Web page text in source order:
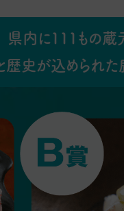
県内に111もの蔵
歴史が込められ